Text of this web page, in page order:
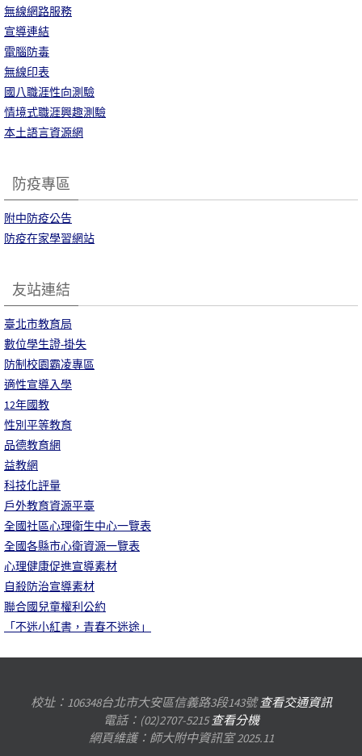
無線網路服務
宣導連結
電腦防毒
無線印表
國八職涯性向測驗
情境式職涯興趣測驗
本土語言資源網
防疫專區
附中防疫公告
防疫在家學習網站
友站連結
臺北市教育局
數位學生證-掛失
防制校園霸凌專區
適性宣導入學
12年國教
性別平等教育
品德教育網
益教網
科技化評量
戶外教育資源平臺
全國社區心理衛生中心一覽表
全國各縣市心衛資源一覽表
心理健康促進宣導素材
自殺防治宣導素材
聯合國兒童權利公約
「不迷小紅書，青春不迷途」
校址：106348台北市大安區信義路3段143號查看交通資訊
電話：(02)2707-5215查看分機
網頁維護：師大附中資訊室 2025.11